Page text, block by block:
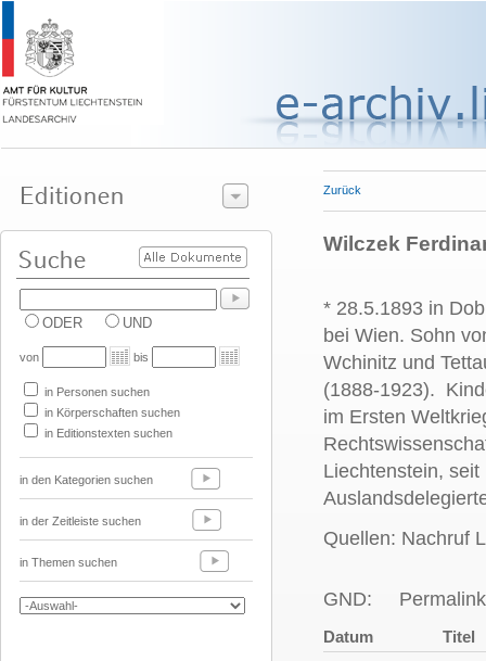
ODER UND
von bis
in Personen suchen
in Körperschaften suchen
in Editionstexten suchen
in den Kategorien suchen
in der Zeitleiste suchen
in Themen suchen
Zurück
Wilczek
* 28.5.1893 in
bei Wien. Sohn
Wchinitz und
(1888-1923).
im Ersten
Liechtenstein,
Quellen: Nachruf
GND:
Datum Titel